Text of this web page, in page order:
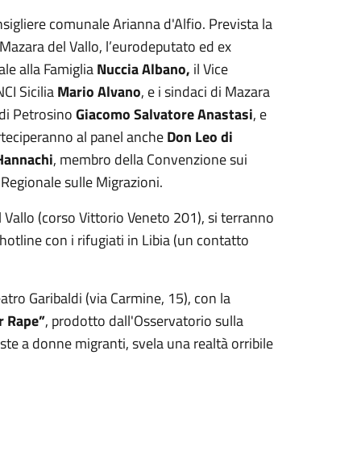
comunale Arianna d'Alfio. Prevista la
del Vallo, l’eurodeputato ed ex
alla FamigliaNuccia Albano, il Vice
SiciliaMario Alvano, e i sindaci di Mazara
PetrosinoGiacomo Salvatore Anastasi, e
al panel ancheDon Leo di
, membro della Convenzione sui
sulle Migrazioni.
(corso Vittorio Veneto 201), si terranno
con i rifugiati in Libia (un contatto
Garibaldi (via Carmine, 15), con la
Rape”, prodotto dall'Osservatorio sulla
a donne migranti, svela una realtà orribile